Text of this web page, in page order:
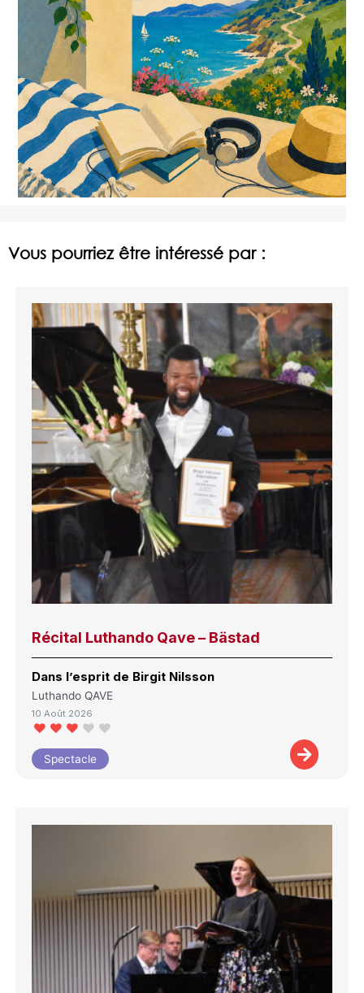
Vous pourriez être intéressé par :
Récital Luthando Qave – Bästad
Dans l’esprit de Birgit Nilsson
Luthando QAVE
10 Août 2026
Spectacle